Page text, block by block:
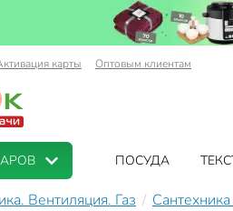
карты Оптовым клиентам
ПОСУДА
Вентиляция. Газ